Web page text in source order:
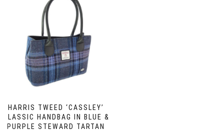
HARRIS TWEED ‘CASSLEY’
CLASSIC HANDBAG IN BLUE &
PURPLE STEWARD TARTAN